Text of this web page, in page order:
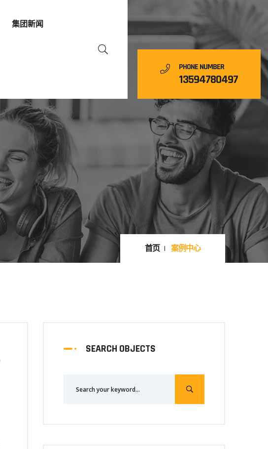
集团新闻
PHONE NUMBER
13594780497
首页 案例中心
SEARCH OBJECTS